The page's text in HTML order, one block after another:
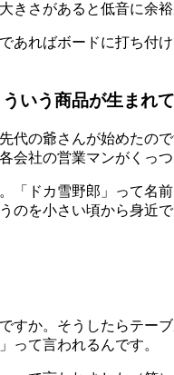
さがあると低音に余
ればボードに打ち
いう商品が生まれ
の爺さんが始めた
社の営業マンがくっ
ドカ雪野郎」って名
を小さい頃から身近で
すか。そうしたらテ
って言われるんです。